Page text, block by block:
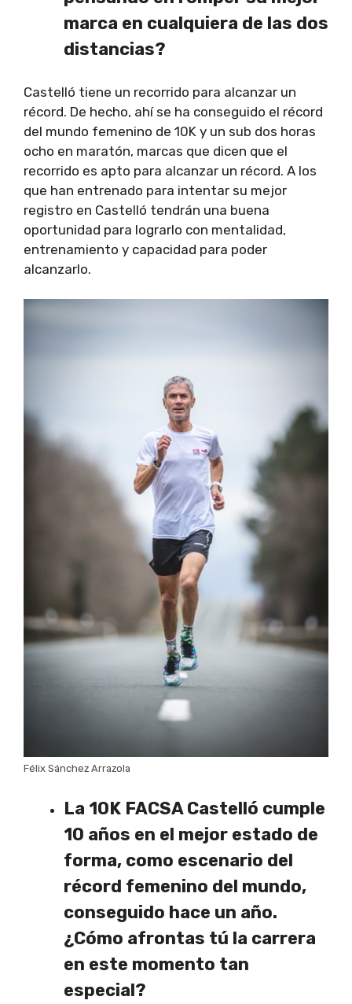
marca en cualquiera de las dos
distancias?
Castelló tiene un recorrido para alcanzar un
récord. De hecho, ahí se ha conseguido el récord
del mundo femenino de 10K y un sub dos horas
ocho en maratón, marcas que dicen que el
recorrido es apto para alcanzar un récord. A los
que han entrenado para intentar su mejor
registro en Castelló tendrán una buena
oportunidad para lograrlo con mentalidad,
entrenamiento y capacidad para poder
alcanzarlo.
Félix Sánchez Arrazola
La 10K FACSA Castelló cumple
10 años en el mejor estado de
forma, como escenario del
récord femenino del mundo,
conseguido hace un año.
¿Cómo afrontas tú la carrera
en este momento tan
especial?